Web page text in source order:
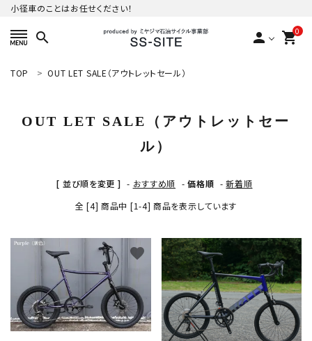
小径車のことはお任せください！
search person 0
shopping_cart
ACCOUNT MENU
meeting_room ログイン person 新規会員登録
プライバシーポリシー
特定商取引法について
お問い合わせ
TOP OUT LET SALE（アウトレットセール）
OUT LET SALE（アウトレットセー
ル）
[ 並び順を変更 ] - おすすめ順 -価格順 -新着順
全 [4] 商品中 [1-4] 商品を表示しています
favorite favorite